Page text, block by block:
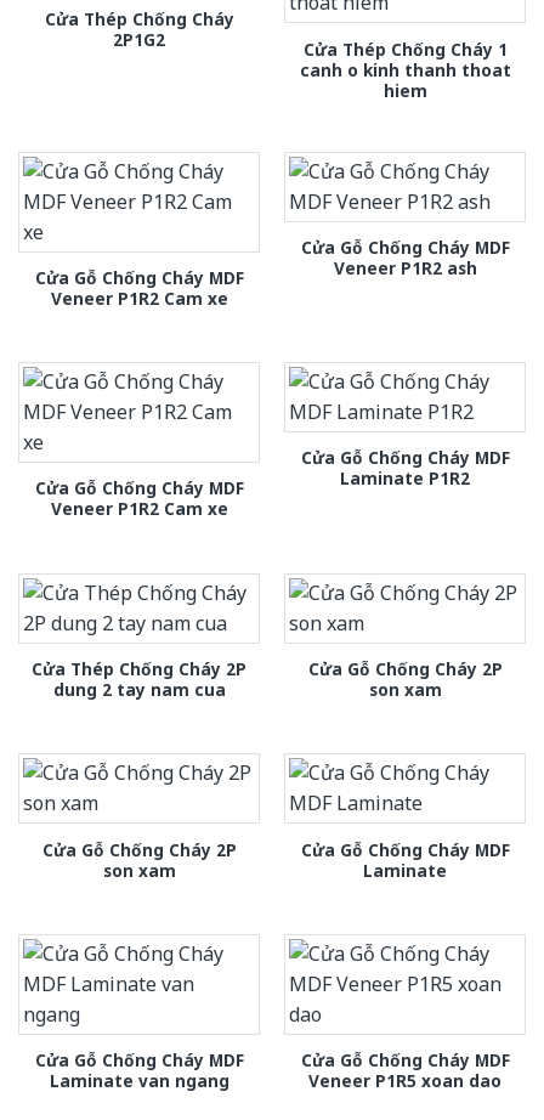
Cửa Thép Chống Cháy
2P1G2
Cửa Thép Chống Cháy 1
canh o kinh thanh thoat
hiem
Cửa Gỗ Chống Cháy MDF
Veneer P1R2 Cam xe
Cửa Gỗ Chống Cháy MDF
Veneer P1R2 ash
Cửa Gỗ Chống Cháy MDF
Veneer P1R2 Cam xe
Cửa Gỗ Chống Cháy MDF
Laminate P1R2
Cửa Thép Chống Cháy 2P
dung 2 tay nam cua
Cửa Gỗ Chống Cháy 2P
son xam
Cửa Gỗ Chống Cháy 2P
son xam
Cửa Gỗ Chống Cháy MDF
Laminate
Cửa Gỗ Chống Cháy MDF
Laminate van ngang
Cửa Gỗ Chống Cháy MDF
Veneer P1R5 xoan dao